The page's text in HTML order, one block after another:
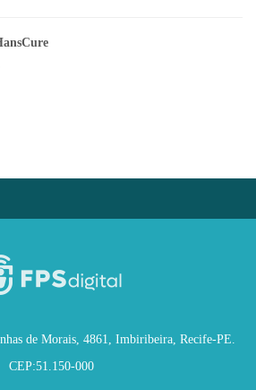
de Morais, 4861, Imbiribeira, Recife-PE.
CEP:51.150-000